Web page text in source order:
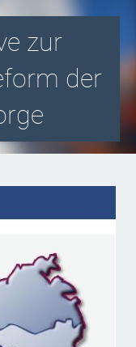
zur
der
von Kirche
i.S.v.
-beratung!